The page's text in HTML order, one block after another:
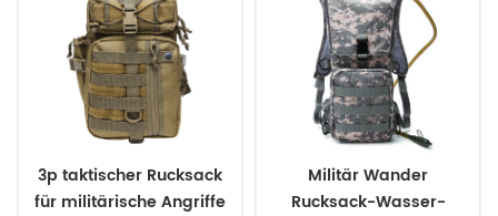
3p taktischer Rucksack
für militärische Angriffe
Militär Wander
Rucksack-Wasser-